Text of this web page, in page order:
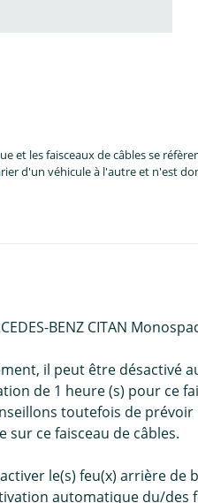
et les faisceaux de câbles se
d'un véhicule à l'autre et n'est
BENZ CITAN
il peut être désactivé
de 1 heure (s) pour ce
toutefois de
ce faisceau de câbles.
le(s) feu(x) arrière de
automatique du/